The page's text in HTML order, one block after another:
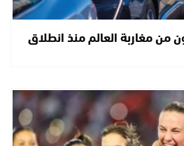
من 2,7 مليون من مغاربة العالم منذ انطلاق